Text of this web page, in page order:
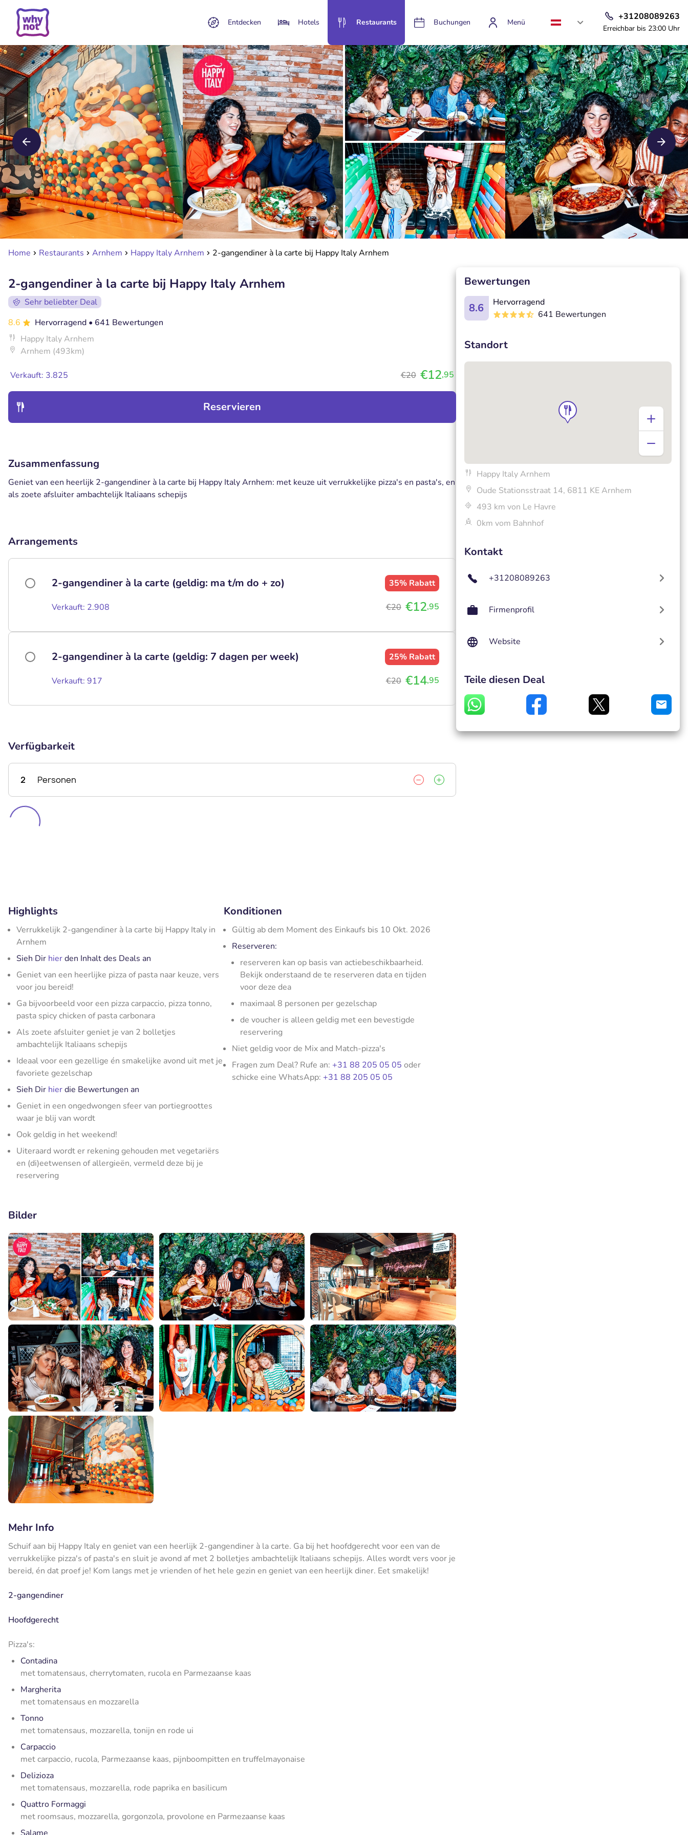
Entdecken Hotels Restaurants Buchungen Menü
+31208089263
Erreichbar bis 23:00 Uhr
Home Restaurants Arnhem Happy Italy Arnhem 2-gangendiner à la carte bij Happy Italy Arnhem
2-gangendiner à la carte bij Happy Italy Arnhem
Sehr beliebter Deal
8.6
Hervorragend • 641 Bewertungen
Happy Italy Arnhem
Arnhem (493km)
Verkauft: 3.825 €20 €12,95
Reservieren
Zusammenfassung
Geniet van een heerlijk 2-gangendiner à la carte bij Happy Italy Arnhem: met keuze uit verrukkelijke pizza's en pasta's, en
als zoete afsluiter ambachtelijk Italiaans schepijs
Arrangements
2-gangendiner à la carte (geldig: ma t/m do + zo) 35% Rabatt
Verkauft: 2.908 €20 €12,95
2-gangendiner à la carte (geldig: 7 dagen per week) 25% Rabatt
Verkauft: 917 €20 €14,95
Verfügbarkeit
2 Personen
Highlights
Verrukkelijk 2-gangendiner à la carte bij Happy Italy in
Arnhem
Sieh Dir hierden Inhalt des Deals an
Geniet van een heerlijke pizza of pasta naar keuze, vers
voor jou bereid!
Ga bijvoorbeeld voor een pizza carpaccio, pizza tonno,
pasta spicy chicken of pasta carbonara
Als zoete afsluiter geniet je van 2 bolletjes
ambachtelijk Italiaans schepijs
Ideaal voor een gezellige én smakelijke avond uit met je
favoriete gezelschap
Sieh Dir hierdie Bewertungen an
Geniet in een ongedwongen sfeer van portiegroottes
waar je blij van wordt
Ook geldig in het weekend!
Uiteraard wordt er rekening gehouden met vegetariërs
en (di)eetwensen of allergieën, vermeld deze bij je
reservering
Konditionen
Gültig ab dem Moment des Einkaufs bis 10 Okt. 2026
Reserveren:
reserveren kan op basis van actiebeschikbaarheid.
Bekijk onderstaand de te reserveren data en tijden
voor deze dea
maximaal 8 personen per gezelschap
de voucher is alleen geldig met een bevestigde
reservering
Niet geldig voor de Mix and Match-pizza's
Fragen zum Deal? Rufe an: +31 88 205 05 05 oder
schicke eine WhatsApp: +31 88 205 05 05
Bilder
Mehr Info
Schuif aan bij Happy Italy en geniet van een heerlijk 2-gangendiner à la carte. Ga bij het hoofdgerecht voor een van de
verrukkelijke pizza's of pasta's en sluit je avond af met 2 bolletjes ambachtelijk Italiaans schepijs. Alles wordt vers voor je
bereid, én dat proef je! Kom langs met je vrienden of het hele gezin en geniet van een heerlijk diner. Eet smakelijk!
2-gangendiner
Hoofdgerecht
Pizza's:
Contadina
met tomatensaus, cherrytomaten, rucola en Parmezaanse kaas
Margherita
met tomatensaus en mozzarella
Tonno
met tomatensaus, mozzarella, tonijn en rode ui
Carpaccio
met carpaccio, rucola, Parmezaanse kaas, pijnboompitten en truffelmayonaise
Delizioza
met tomatensaus, mozzarella, rode paprika en basilicum
Quattro Formaggi
met roomsaus, mozzarella, gorgonzola, provolone en Parmezaanse kaas
Bewertungen
8.6
Hervorragend
641 Bewertungen
Standort
Happy Italy Arnhem
Oude Stationsstraat 14, 6811 KE Arnhem
493 km von Le Havre
0km vom Bahnhof
Kontakt
+31208089263
Firmenprofil
Website
Teile diesen Deal